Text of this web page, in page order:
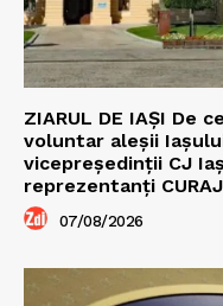
ZIARUL DE IAȘI De
voluntar aleșii
vicepreședinții CJ
reprezentanți CURAJ
07/08/2026